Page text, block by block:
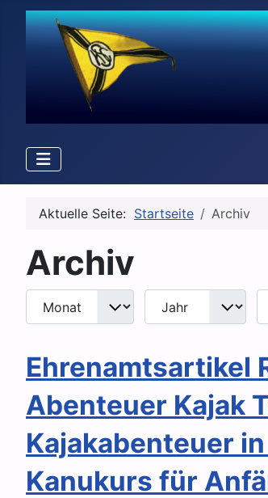
Aktuelle Seite: Startseite Archiv
Archiv
Filter
Monat Jahr
Ehrenamtsartikel
Abenteuer Kajak
Kajakabenteuer
Kanukurs für